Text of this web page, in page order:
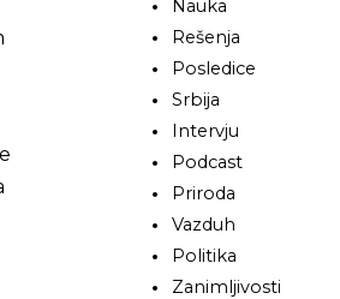
Nauka
Rešenja
Posledice
Srbija
Intervju
Podcast
Priroda
Vazduh
Politika
Zanimljivosti